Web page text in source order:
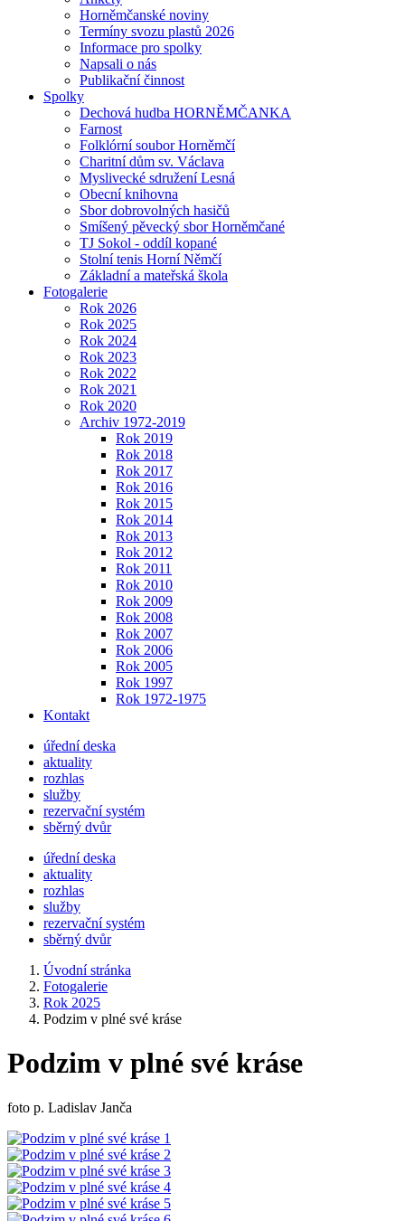
Horněmčanské noviny
Termíny svozu plastů 2026
Informace pro spolky
Napsali o nás
Publikační činnost
Spolky
Dechová hudba HORNĚMČANKA
Farnost
Folklórní soubor Horněmčí
Charitní dům sv. Václava
Myslivecké sdružení Lesná
Obecní knihovna
Sbor dobrovolných hasičů
Smíšený pěvecký sbor Horněmčané
TJ Sokol - oddíl kopané
Stolní tenis Horní Němčí
Základní a mateřská škola
Fotogalerie
Rok 2026
Rok 2025
Rok 2024
Rok 2023
Rok 2022
Rok 2021
Rok 2020
Archiv 1972-2019
Rok 2019
Rok 2018
Rok 2017
Rok 2016
Rok 2015
Rok 2014
Rok 2013
Rok 2012
Rok 2011
Rok 2010
Rok 2009
Rok 2008
Rok 2007
Rok 2006
Rok 2005
Rok 1997
Rok 1972-1975
Kontakt
úřední deska
aktuality
rozhlas
služby
rezervační systém
sběrný dvůr
úřední deska
aktuality
rozhlas
služby
rezervační systém
sběrný dvůr
Úvodní stránka
Fotogalerie
Rok 2025
Podzim v plné své kráse
Podzim v plné své kráse
foto p. Ladislav Janča